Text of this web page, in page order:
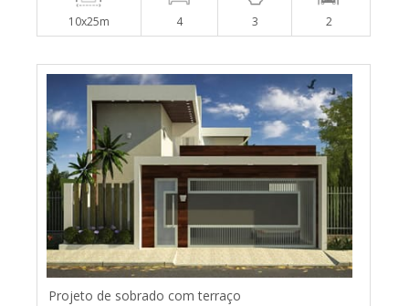
10x25m 4 3 2
Projeto de sobrado com terraço